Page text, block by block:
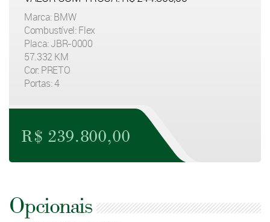
Marca: BMW
Combustível: Flex
Placa: JBR-0000
57.332 KM
Cor: PRETO
Portas: 4
R$ 239.800,00
Opcionais